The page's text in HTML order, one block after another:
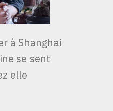
à Shanghai
se sent
elle